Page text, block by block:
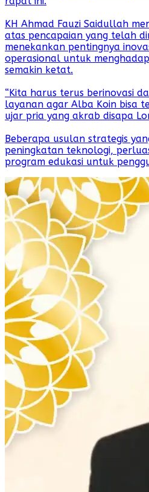
KH Ahmad Fauzi Saidullah
atas pencapaian yang telah
menekankan pentingnya
operasional untuk
semakin ketat.
“Kita harus terus berinovasi
layanan agar Alba Koin bisa
ujar pria yang akrab disapa
Beberapa usulan strategis
peningkatan teknologi,
program edukasi untuk